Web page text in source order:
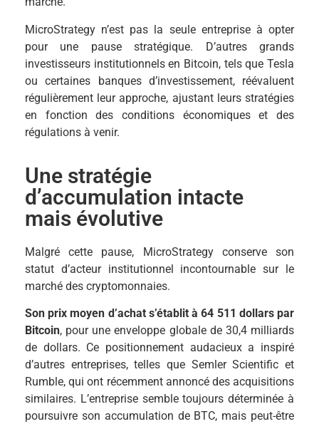
MicroStrategy n’est pas la seule entreprise à opter
pour une pause stratégique. D’autres grands
investisseurs institutionnels en Bitcoin, tels que Tesla
ou certaines banques d’investissement, réévaluent
régulièrement leur approche, ajustant leurs stratégies
en fonction des conditions économiques et des
régulations à venir.
Une stratégie
d’accumulation intacte
mais évolutive
Malgré cette pause, MicroStrategy conserve son
statut d’acteur institutionnel incontournable sur le
marché des cryptomonnaies.
Son prix moyen d’achat s’établit à 64 511 dollars par
Bitcoin, pour une enveloppe globale de 30,4 milliards
de dollars. Ce positionnement audacieux a inspiré
d’autres entreprises, telles que Semler Scientific et
Rumble, qui ont récemment annoncé des acquisitions
similaires. L’entreprise semble toujours déterminée à
poursuivre son accumulation de BTC, mais peut-être